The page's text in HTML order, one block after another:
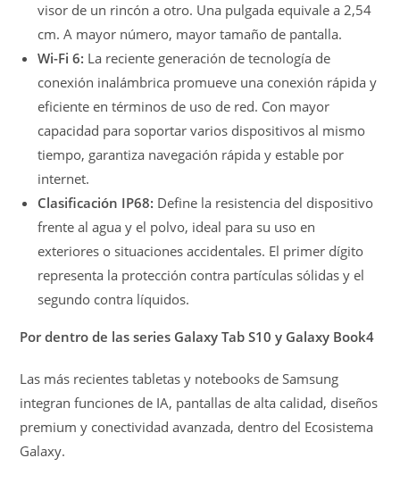
visor de un rincón a otro. Una pulgada equivale a 2,54
cm. A mayor número, mayor tamaño de pantalla.
Wi-Fi 6: La reciente generación de tecnología de
conexión inalámbrica promueve una conexión rápida y
eficiente en términos de uso de red. Con mayor
capacidad para soportar varios dispositivos al mismo
tiempo, garantiza navegación rápida y estable por
internet.
Clasificación IP68: Define la resistencia del dispositivo
frente al agua y el polvo, ideal para su uso en
exteriores o situaciones accidentales. El primer dígito
representa la protección contra partículas sólidas y el
segundo contra líquidos.
Por dentro de las series Galaxy Tab S10 y Galaxy Book4
Las más recientes tabletas y notebooks de Samsung
integran funciones de IA, pantallas de alta calidad, diseños
premium y conectividad avanzada, dentro del Ecosistema
Galaxy.